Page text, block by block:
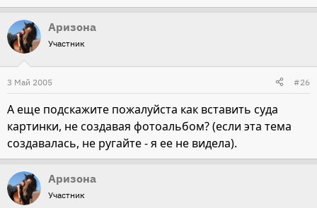
Аризона
Участник
3 Май 2005 #26
А еще подскажите пожалуйста как вставить суда
картинки, не создавая фотоальбом? (если эта тема
создавалась, не ругайте - я ее не видела).
Аризона
Участник